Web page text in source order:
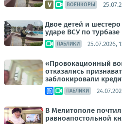
ВОЕНКОРЫ
Двое детей и
ударе ВСУ по
ПАБЛИКИ 25.07.2026,
«Провокационный
отказались
заблокировали
ПАБЛИКИ
В Мелитополе
равноапостольной